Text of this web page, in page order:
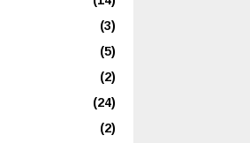
(3)
(5)
(2)
(24)
(2)